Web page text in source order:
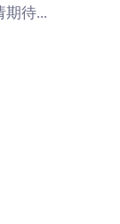
期待...